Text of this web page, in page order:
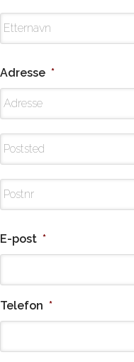
Adresse *
E-post *
Telefon *